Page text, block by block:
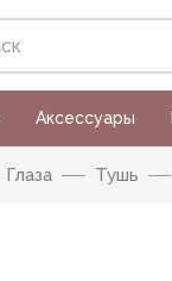
Аксессуары
Глаза Тушь